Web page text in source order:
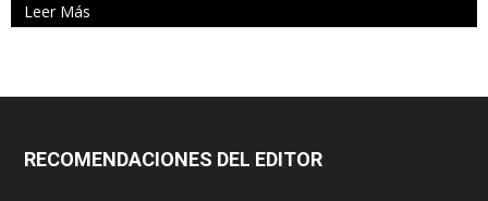
Leer Más
RECOMENDACIONES DEL EDITOR